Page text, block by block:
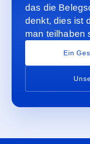
das die
denkt, dies ist
man teilhaben
Ein